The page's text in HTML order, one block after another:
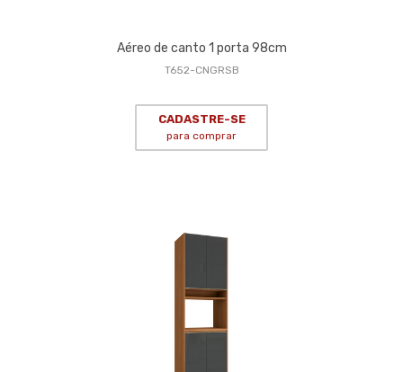
Aéreo de canto 1 porta 98cm
T652-CNGRSB
CADASTRE-SE
para comprar